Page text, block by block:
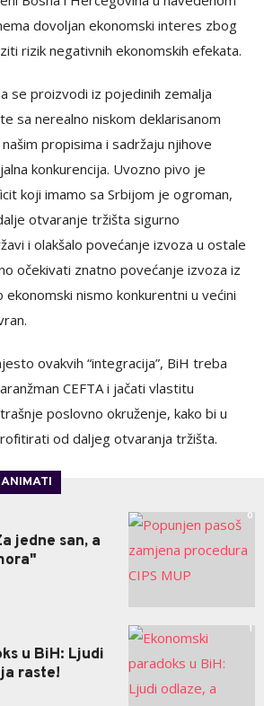
dovoljan ekonomski interes zbog
rizik negativnih ekonomskih efekata.
se proizvodi iz pojedinih zemalja
sa nerealno niskom deklarisanom
propisima i sadržaju njihove
konkurencija. Uvozno pivo je
koji imamo sa Srbijom je ogroman,
otvaranje tržišta sigurno
i olakšalo povećanje izvoza u ostale
očekivati znatno povećanje izvoza iz
nismo konkurentni u većini
ovakvih “integracija”, BiH treba
CEFTA i jačati vlastitu
poslovno okruženje, kako bi u
od daljeg otvaranja tržišta.
jedne san, a
0
u BiH: Ljudi
raste!
1